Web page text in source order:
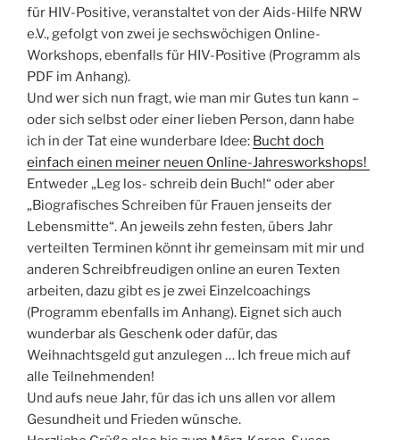
für HIV-Positive, veranstaltet von der Aids-Hilfe NRW
e.V., gefolgt von zwei je sechswöchigen Online-
Workshops, ebenfalls für HIV-Positive (Programm als
PDF im Anhang).
Und wer sich nun fragt, wie man mir Gutes tun kann –
oder sich selbst oder einer lieben Person, dann habe
ich in der Tat eine wunderbare Idee: Bucht doch
einfach einen meiner neuen Online-Jahresworkshops!
Entweder „Leg los- schreib dein Buch!“ oder aber
„Biografisches Schreiben für Frauen jenseits der
Lebensmitte“. An jeweils zehn festen, übers Jahr
verteilten Terminen könnt ihr gemeinsam mit mir und
anderen Schreibfreudigen online an euren Texten
arbeiten, dazu gibt es je zwei Einzelcoachings
(Programm ebenfalls im Anhang). Eignet sich auch
wunderbar als Geschenk oder dafür, das
Weihnachtsgeld gut anzulegen … Ich freue mich auf
alle Teilnehmenden!
Und aufs neue Jahr, für das ich uns allen vor allem
Gesundheit und Frieden wünsche.